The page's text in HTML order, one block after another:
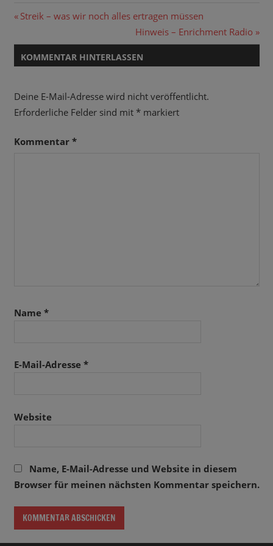
Beitragsnavigation
Vorheriger
Streik – was wir noch alles ertragen müssen
Nächster
Beitrag:
Hinweis – Enrichment Radio
KOMMENTAR HINTERLASSEN
Deine E-Mail-Adresse wird nicht veröffentlicht.
Erforderliche Felder sind mit *markiert
Kommentar *
Name *
E-Mail-Adresse *
Website
Name, E-Mail-Adresse und Website in diesem
Browser für meinen nächsten Kommentar speichern.